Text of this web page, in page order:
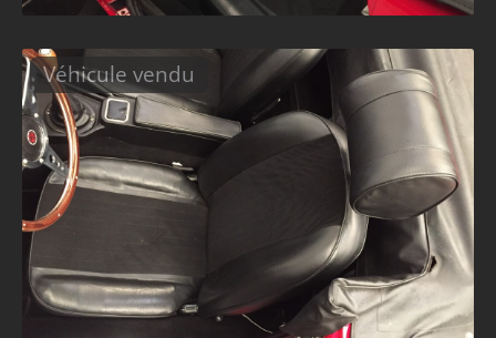
Véhicule vendu